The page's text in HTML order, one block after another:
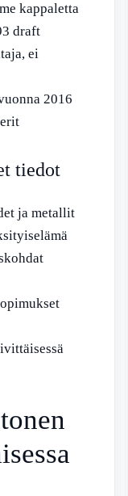
kappaletta
draft
ei
2016
tiedot
ja metallit